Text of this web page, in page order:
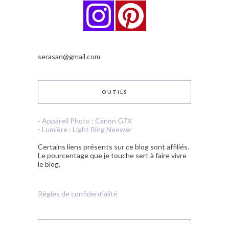
serasan@gmail.com
OUTILS
- Appareil Photo : Canon G7X
- Lumière : Light Ring Neewer
Certains liens présents sur ce blog sont affiliés.
Le pourcentage que je touche sert à faire vivre
le blog.
Règles de confidentialité